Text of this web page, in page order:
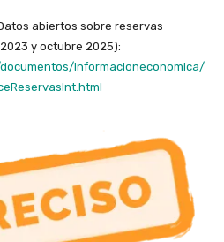
abiertos sobre reservas
y octubre 2025):
informacioneconomica/